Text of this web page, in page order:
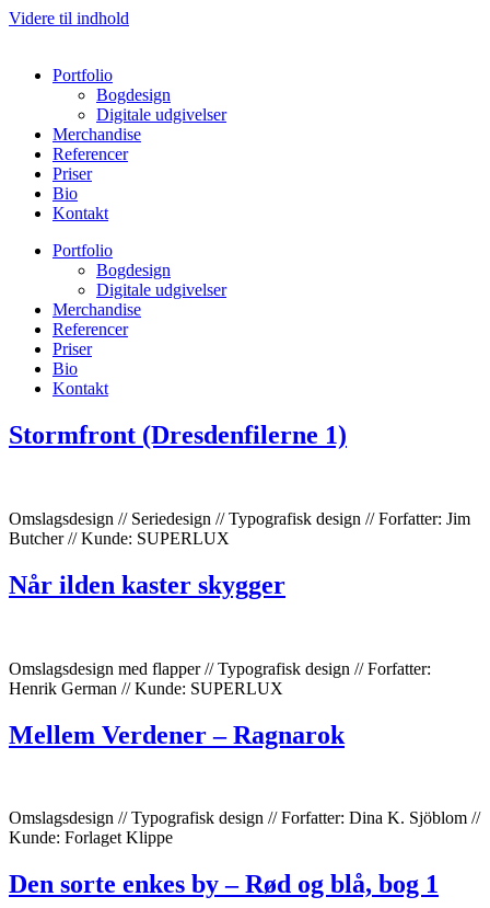
Videre til indhold
Portfolio
Bogdesign
Digitale udgivelser
Merchandise
Referencer
Priser
Bio
Kontakt
Portfolio
Bogdesign
Digitale udgivelser
Merchandise
Referencer
Priser
Bio
Kontakt
Stormfront (Dresdenfilerne 1)
Omslagsdesign // Seriedesign // Typografisk design // Forfatter: Jim
Butcher // Kunde: SUPERLUX
Når ilden kaster skygger
Omslagsdesign med flapper // Typografisk design // Forfatter:
Henrik German // Kunde: SUPERLUX
Mellem Verdener – Ragnarok
Omslagsdesign // Typografisk design // Forfatter: Dina K. Sjöblom //
Kunde: Forlaget Klippe
Den sorte enkes by – Rød og blå, bog 1